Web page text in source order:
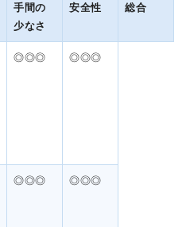
手間の
少なさ
安全性 総合
◎◎◎ ◎◎◎
◎◎◎ ◎◎◎